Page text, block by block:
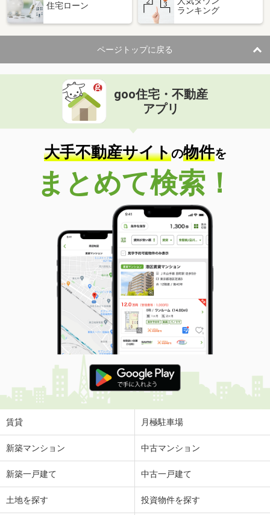
価 格
8.90万円
専有面積 23.04m²
間取り
ワンルーム
埼玉県さいたま市北区本郷町
価 格
埼玉県さいたま市北区本郷町
専有面積
62.1m²
間取り
2LDK
埼玉県所沢市和ケ原３
8.30万円
埼玉県所沢市和ケ原３
専有面積 26.5m²
間取り
ワンルーム
埼玉県さいたま市北区本郷町
価 格
9.70万円
住 所
埼玉県さいたま市北区本郷町
専有面積 62.1m²
間取り
2LDK
埼玉県越谷市大字大林
価 格
7.90万円
埼玉県さいたま市南区太田窪５丁目
価 格
8.70万円
埼玉県さいたま市南区太田窪５丁目
専有面積 53.93m²
住宅ローン
ランキング
ページトップに戻る
goo住宅・不動産
アプリ
大手不動産サイトの物件を
まとめて検索！
賃貸 月極駐車場
新築マンション 中古マンション
新築一戸建て 中古一戸建て
土地を探す 投資物件を探す